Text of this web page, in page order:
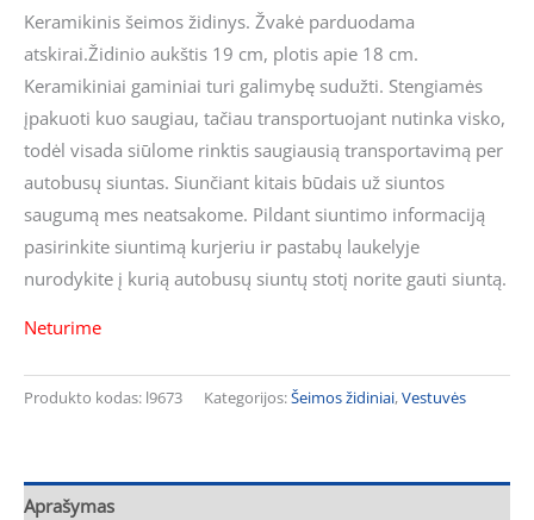
Keramikinis šeimos židinys. Žvakė parduodama
atskirai.Židinio aukštis 19 cm, plotis apie 18 cm.
Keramikiniai gaminiai turi galimybę sudužti. Stengiamės
įpakuoti kuo saugiau, tačiau transportuojant nutinka visko,
todėl visada siūlome rinktis saugiausią transportavimą per
autobusų siuntas. Siunčiant kitais būdais už siuntos
saugumą mes neatsakome. Pildant siuntimo informaciją
pasirinkite siuntimą kurjeriu ir pastabų laukelyje
nurodykite į kurią autobusų siuntų stotį norite gauti siuntą.
Neturime
Produkto kodas: l9673 Kategorijos:Šeimos židiniai,Vestuvės
Aprašymas